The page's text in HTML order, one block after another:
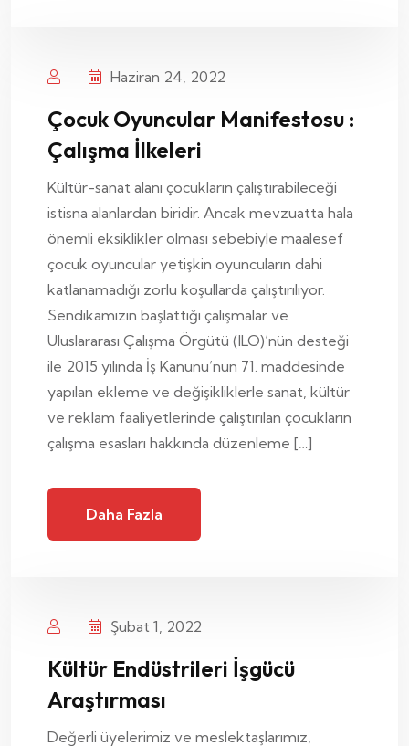
Haziran 24, 2022
Çocuk Oyuncular Manifestosu :
Çalışma İlkeleri
Kültür-sanat alanı çocukların çalıştırabileceği
istisna alanlardan biridir. Ancak mevzuatta hala
önemli eksiklikler olması sebebiyle maalesef
çocuk oyuncular yetişkin oyuncuların dahi
katlanamadığı zorlu koşullarda çalıştırılıyor.
Sendikamızın başlattığı çalışmalar ve
Uluslararası Çalışma Örgütü (ILO)’nün desteği
ile 2015 yılında İş Kanunu’nun 71. maddesinde
yapılan ekleme ve değişikliklerle sanat, kültür
ve reklam faaliyetlerinde çalıştırılan çocukların
çalışma esasları hakkında düzenleme […]
Daha Fazla
Şubat 1, 2022
Kültür Endüstrileri İşgücü
Araştırması
Değerli üyelerimiz ve meslektaşlarımız,